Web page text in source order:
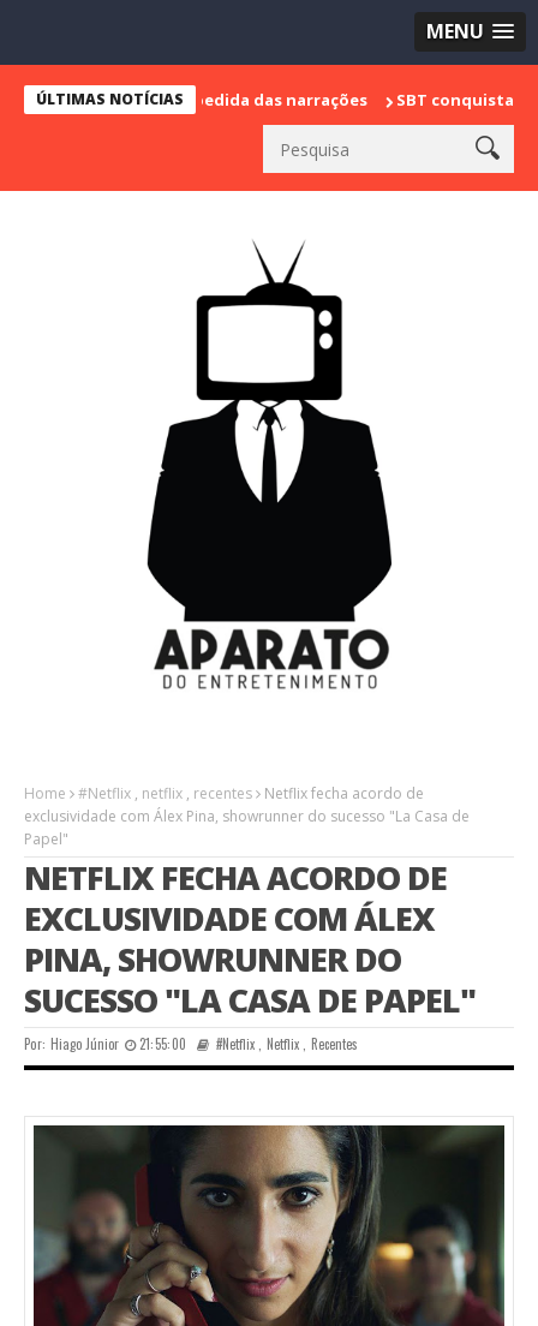
MENU
ÚLTIMAS NOTÍCIAS
sua despedida das narrações SBT conquista a vice
Home #Netflix , netflix , recentes
Netflix fecha acordo de
exclusividade com Álex Pina, showrunner do sucesso "La Casa de
Papel"
NETFLIX FECHA ACORDO DE
EXCLUSIVIDADE COM ÁLEX
PINA, SHOWRUNNER DO
SUCESSO "LA CASA DE PAPEL"
Por: Hiago Júnior 21:55:00 #Netflix ,Netflix Recentes